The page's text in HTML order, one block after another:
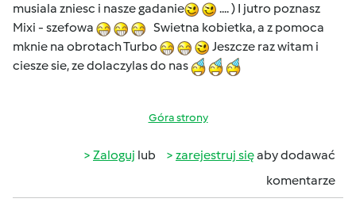
musiala zniesc i nasze gadanie
.... ) I jutro poznasz
Mixi - szefowa
Swietna kobietka, a z pomoca
mknie na obrotach Turbo
Jeszcze raz witam i
ciesze sie, ze dolaczylas do nas
Góra strony
Zaloguj lub zarejestruj sięaby dodawać
komentarze